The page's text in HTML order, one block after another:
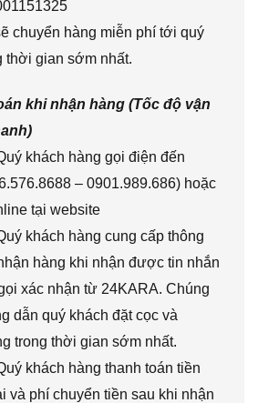
chuyển hàng miễn phí tới quý
thời gian sớm nhất.
khi nhận hàng (Tốc độ vận
khách hàng gọi điện đến
– 0901.989.686) hoặc
tại website
khách hàng cung cấp thông
hàng khi nhận được tin nhắn
xác nhận từ 24KARA. Chúng
dẫn quý khách đặt cọc và
trong thời gian sớm nhất.
khách hàng thanh toán tiền
và phí chuyển tiền sau khi nhận